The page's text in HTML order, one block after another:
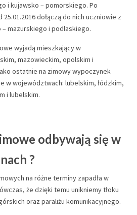
i kujawsko – pomorskiego. Po
dołączą do nich uczniowie z
mazurskiego i podlaskiego.
wyjadą mieszkający w
mazowieckim, opolskim i
ostatnie na zimowy wypoczynek
w województwach: lubelskim, łódzkim,
i lubelskim.
odbywają się w
?
na różne terminy zapadła w
że dzięki temu unikniemy tłoku
oraz paraliżu komunikacyjnego.